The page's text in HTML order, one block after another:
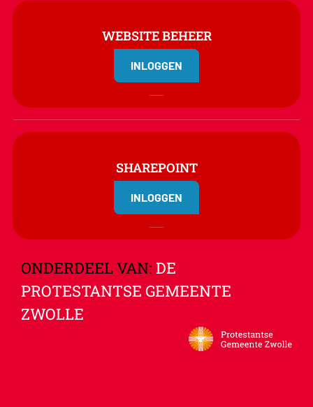
WEBSITE BEHEER
INLOGGEN
SHAREPOINT
INLOGGEN
ONDERDEEL VAN: DE
PROTESTANTSE GEMEENTE
ZWOLLE